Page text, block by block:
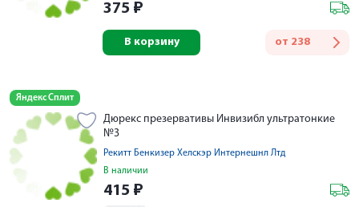
375 ₽
от 238
В корзину
Яндекс Сплит
Дюрекс презервативы Инвизибл ультратонкие
№3
Рекитт Бенкизер Хелскэр Интернешнл Лтд
В наличии
415 ₽